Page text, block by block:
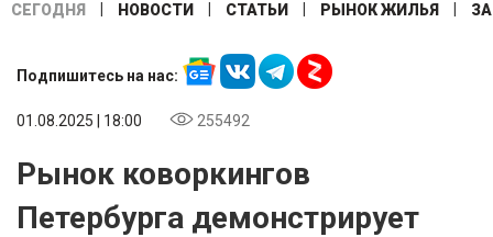
СЕГОДНЯ НОВОСТИ СТАТЬИ РЫНОК ЖИЛЬЯ
Подпишитесь на нас:
01.08.2025 | 18:00 255492
Рынок коворкингов
Петербурга демонстрирует